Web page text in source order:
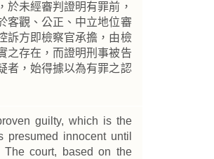
於未經審判證明有罪前，
客觀、公正、中立地位審
訴方即檢察官承擔，由檢
之存在，而證明刑事被告
者，始得據以為有罪之認
guilty, which is the
innocent until
The court, based on the